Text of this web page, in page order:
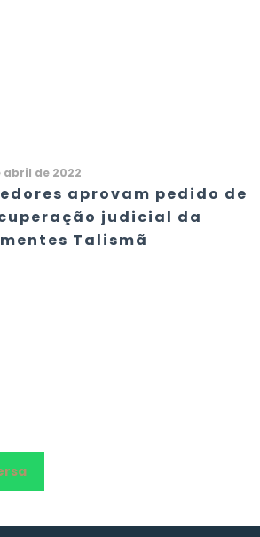
abril de 2022
aprovam pedido de
judicial da
Talismã